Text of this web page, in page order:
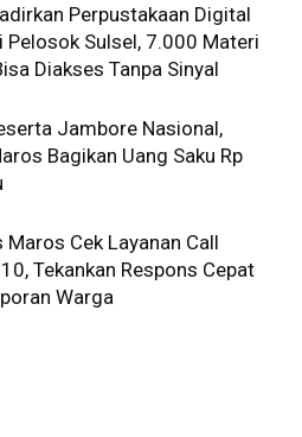
Perpustakaan Digital
Pelosok Sulsel, 7.000 Materi
Diakses Tanpa Sinyal
Jambore Nasional,
Bagikan Uang Saku Rp
Maros Cek Layanan Call
Tekankan Respons Cepat
Warga